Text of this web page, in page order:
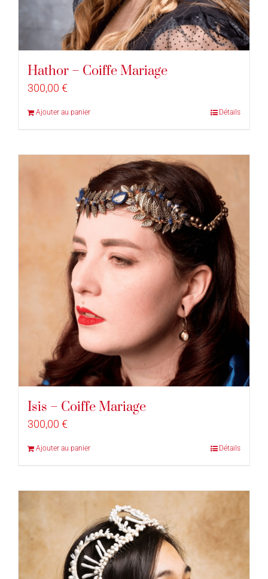
Hathor – Coiffe Mariage
300,00 €
Ajouter au panier Détails
Isis – Coiffe Mariage
300,00 €
Ajouter au panier Détails